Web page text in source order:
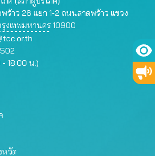
พร้าว 26 แยก 1-2 ถนนลาดพร้าว แขวง
งเทพมหานคร 10900
- 18.00 น.)
หวัด